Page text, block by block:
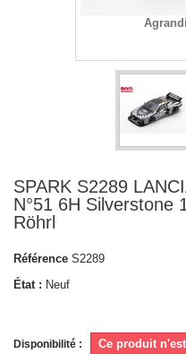
SPARK S2289
N°51 6H Silverstone
Röhrl
Référence S2289
État : Neuf
Disponibilité : Ce produit